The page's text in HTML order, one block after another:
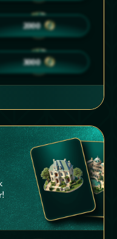
30
2000
40
3000